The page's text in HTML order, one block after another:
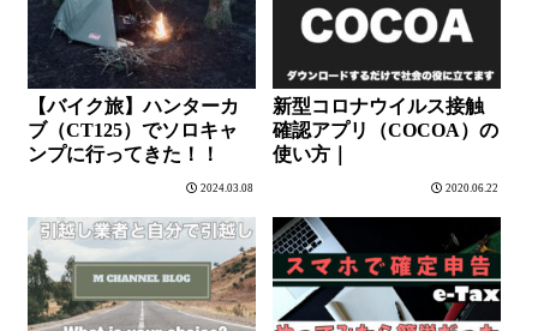
【バイク旅】ハンターカ
ブ（CT125）でソロキャ
ンプに行ってきた！！
2024.03.08
新型コロナウイルス接触
確認アプリ（COCOA）の
使い方｜
2020.06.22